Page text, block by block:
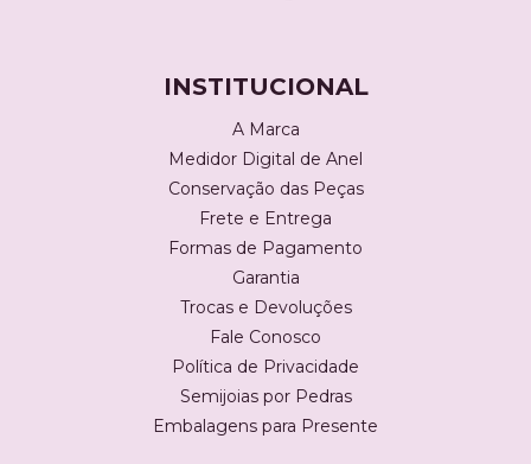
INSTITUCIONAL
A Marca
Medidor Digital de Anel
Conservação das Peças
Frete e Entrega
Formas de Pagamento
Garantia
Trocas e Devoluções
Fale Conosco
Política de Privacidade
Semijoias por Pedras
Embalagens para Presente